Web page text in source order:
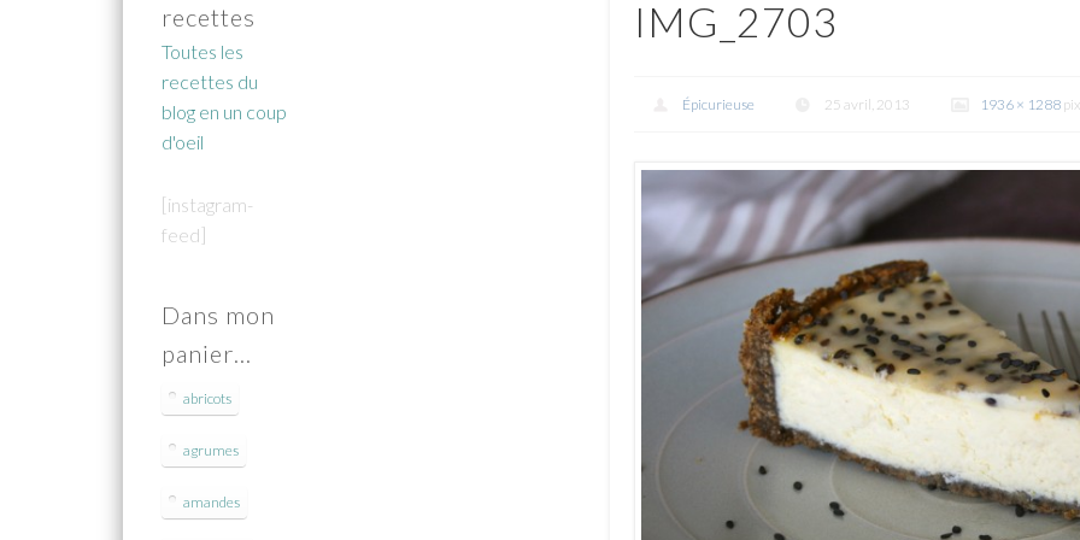
IMG_2703
Épicurieuse 25 avril, 2013 1936 × 1288
recettes
Toutes les
recettes du
blog en un coup
d'oeil
[instagram-
feed]
Dans mon
panier…
abricots
agrumes
amandes